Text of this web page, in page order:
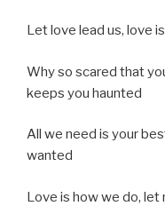
Let love lead us, love
Why so scared that
keeps you haunted
All we need is your
wanted
Love is how we do,